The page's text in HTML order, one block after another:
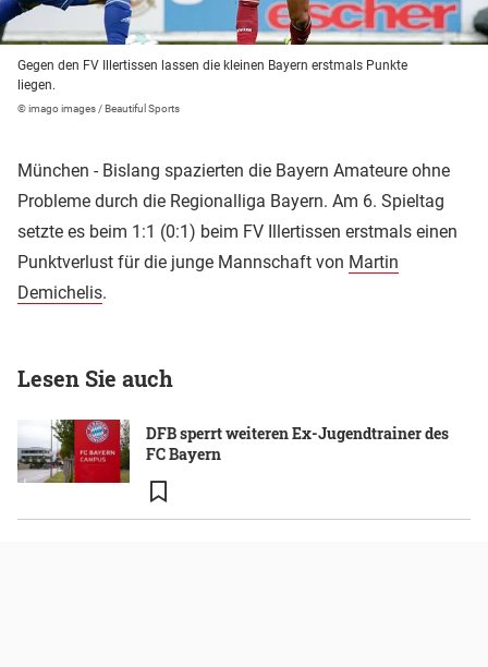
Gegen den FV Illertissen lassen die kleinen Bayern erstmals Punkte
liegen.
© imago images / Beautiful Sports
München - Bislang spazierten die Bayern Amateure ohne
Probleme durch die Regionalliga Bayern. Am 6. Spieltag
setzte es beim 1:1 (0:1) beim FV Illertissen erstmals einen
Punktverlust für die junge Mannschaft von Martin
Demichelis.
Lesen Sie auch
DFB sperrt weiteren Ex-Jugendtrainer des
FC Bayern